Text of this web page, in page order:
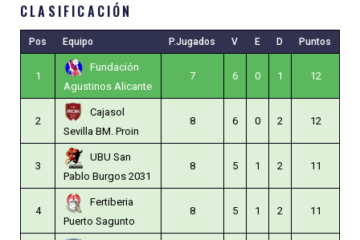
CLASIFICACIÓN
Pos Equipo P.Jugados V E D Puntos
1
Fundación
Agustinos Alicante
7 6 0 1 12
2
Cajasol
Sevilla BM. Proin
8 6 0 2 12
3
UBU San
Pablo Burgos 2031
8 5 1 2 11
4
Fertiberia
Puerto Sagunto
8 5 1 2 11